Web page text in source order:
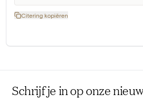
Citering kopiëren
Schrijf je in op onze